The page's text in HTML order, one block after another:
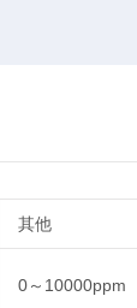
其他
0～10000ppm